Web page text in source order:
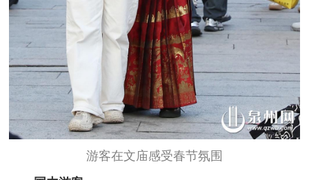
游客在文庙感受春节氛围